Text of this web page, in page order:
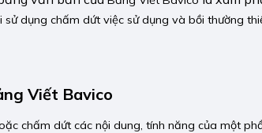
sử dụng chấm dứt việc sử dụng và bồi thường
Viết Bavico
chấm dứt các nội dung, tính năng của một